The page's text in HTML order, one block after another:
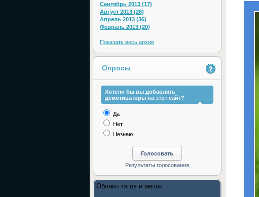
Сентябрь 2013 (17)
Август 2013 (26)
Апрель 2013 (36)
Февраль 2013 (20)
Показать весь архив
Опросы
Хотели бы вы добавлять
демотиваторы на этот сайт?
Да
Нет
Незнаю
Облако тэгов и меток: